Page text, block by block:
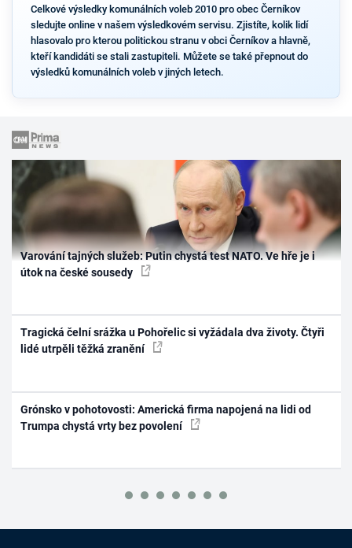
Celkové výsledky komunálních voleb 2010 pro obec Černíkov
sledujte online v našem výsledkovém servisu. Zjistíte, kolik lidí
hlasovalo pro kterou politickou stranu v obci Černíkov a hlavně,
kteří kandidáti se stali zastupiteli. Můžete se také přepnout do
výsledků komunálních voleb v jiných letech.
Varování tajných služeb: Putin chystá test NATO. Ve hře je i
útok na české sousedy
Tragická čelní srážka u Pohořelic si vyžádala dva životy. Čtyři
lidé utrpěli těžká zranění
Grónsko v pohotovosti: Americká firma napojená na lidi od
Trumpa chystá vrty bez povolení